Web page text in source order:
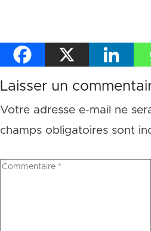
Laisser un
Votre adresse e-mail ne
champs obligatoires sont